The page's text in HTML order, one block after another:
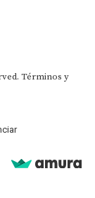
Términos y